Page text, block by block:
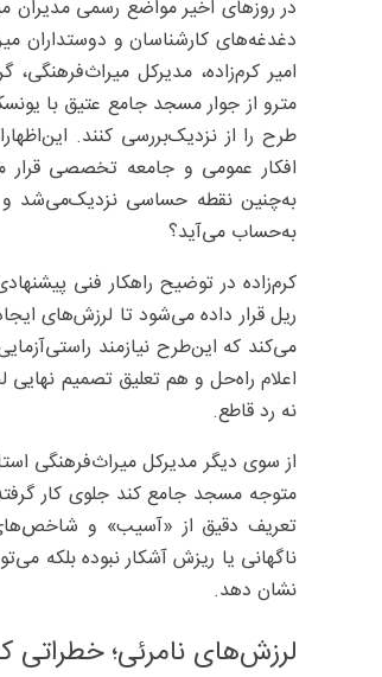
در روزهای اخیر مواضع رسمی مدیران
دغدغه‌های کارشناسان و دوستداران
امیر کرم‌زاده، مدیرکل
مترو از جوار مسجد جامع عتیق با
طرح را از نزدیک‌بررسی کنند.
افکار عمومی و جامعه تخصصی قرار
به‌چنین نقطه حساسی نزدیک‌می‌شد و
به‌حساب می‌آید؟
کرم‌زاده در توضیح راهکار فنی
ریل قرار داده می‌شود تا لرزش‌های
می‌کند که این‌طرح نیازمند
اعلام راه‌حل و هم تعلیق تصمیم نهایی
نه رد قاطع.
از سوی دیگر مدیرکل میراث‌فرهنگی
متوجه مسجد جامع کند جلوی کار
ناگهانی یا ریزش آشکار نبوده بلکه
نشان دهد.
لرزش‌های نامرئی؛ خطراتی